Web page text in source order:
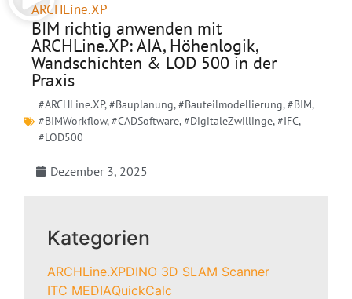
ARCHLine.XP
BIM richtig anwenden mit
ARCHLine.XP: AIA, Höhenlogik,
Wandschichten & LOD 500 in der
Praxis
#ARCHLine.XP,#Bauplanung,#Bauteilmodellierung,#BIM,
#BIMWorkflow,#CADSoftware,#DigitaleZwillinge,#IFC,
#LOD500
Dezember 3, 2025
Kategorien
ARCHLine.XPDINO 3D SLAM Scanner
ITC MEDIAQuickCalc